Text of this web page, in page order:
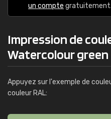
un compte gratuitement.
Impression de
Watercolour green
Appuyez sur l'exemple de
couleur RAL: